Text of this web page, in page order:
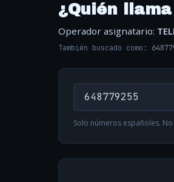
¿Quién
Operador asignatario:
También buscado como:
Solo números españoles.